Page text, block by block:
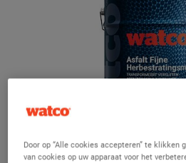
Door op “Alle cookies accepteren” te klikken
van cookies op uw apparaat voor het